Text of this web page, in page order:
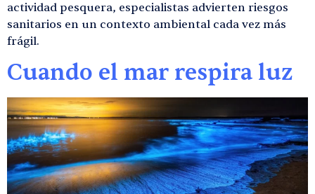
actividad pesquera, especialistas advierten riesgos
sanitarios en un contexto ambiental cada vez más
frágil.
Cuando el mar respira luz